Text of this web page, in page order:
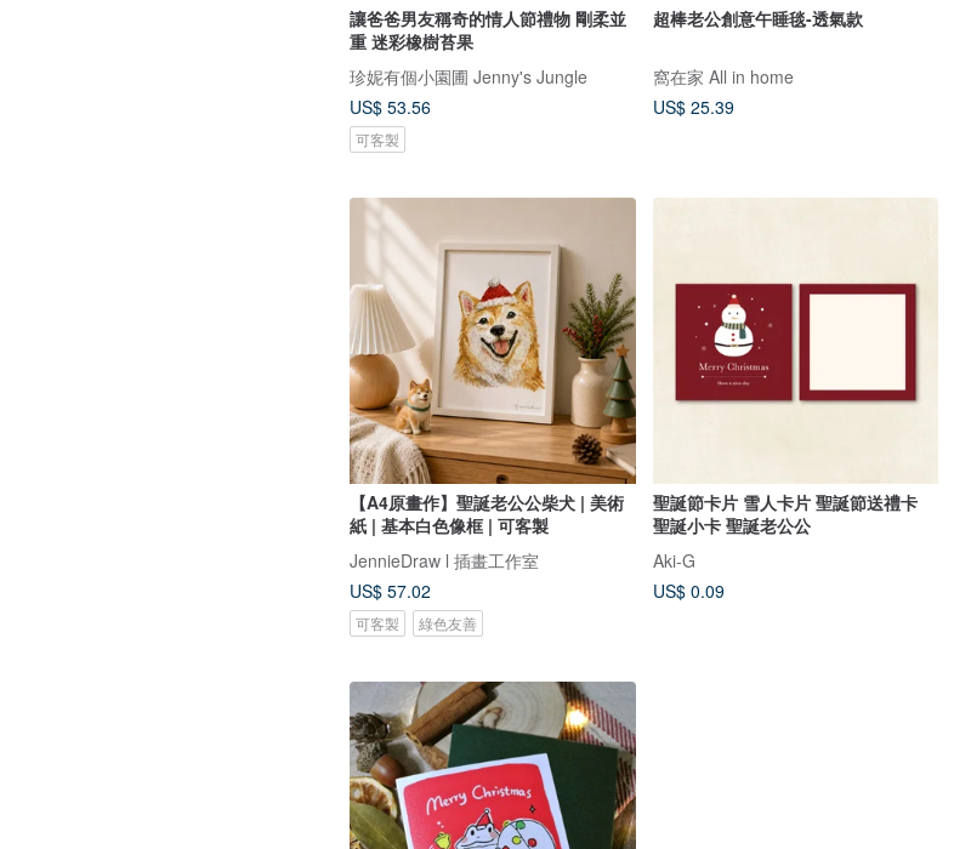
讓爸爸男友稱奇的情人節禮物 剛柔並
重 迷彩橡樹苔果
珍妮有個小園圃 Jenny's Jungle
US$ 53.56
可客製
超棒老公創意午睡毯-透氣款
窩在家 All in home
US$ 25.39
【A4原畫作】聖誕老公公柴犬 | 美術
紙 | 基本白色像框 | 可客製
JennieDraw l 插畫工作室
US$ 57.02
可客製 綠色友善
聖誕節卡片 雪人卡片 聖誕節送禮卡
聖誕小卡 聖誕老公公
Aki-G
US$ 0.09